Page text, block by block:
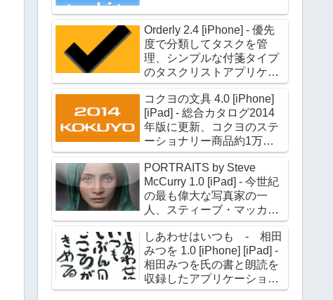
Orderly 2.4 [iPhone] - 優先
度で分類してタスクを管
理、シンプルな付箋タイプ
のタスクリストアプリケー
ション
コクヨの文具 4.0 [iPhone]
[iPad] - 総合カタログ2014
年版に更新、コクヨのステ
ーショナリー商品約1万点
の情報を収録
PORTRAITS by Steve
McCurry 1.0 [iPad] - 今世紀
の最も偉大な写真家の一
人、スティーブ・マッカリ
ー氏のポートレイト作品約
180点を収録
しあわせはいつも - 相田
みつを 1.0 [iPhone] [iPad] -
相田みつを氏の書と朗読を
収録したアプリケーション
第二弾